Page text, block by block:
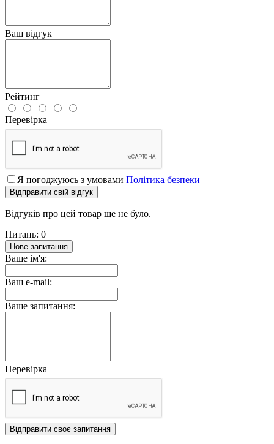
Ваш відгук
Рейтинг
Перевірка
Я погоджуюсь з умовами Політика безпеки
Відправити свій відгук
Відгуків про цей товар ще не було.
Питань: 0
Нове запитання
Ваше ім'я:
Ваш e-mail:
Ваше запитання:
Перевірка
Відправити своє запитання